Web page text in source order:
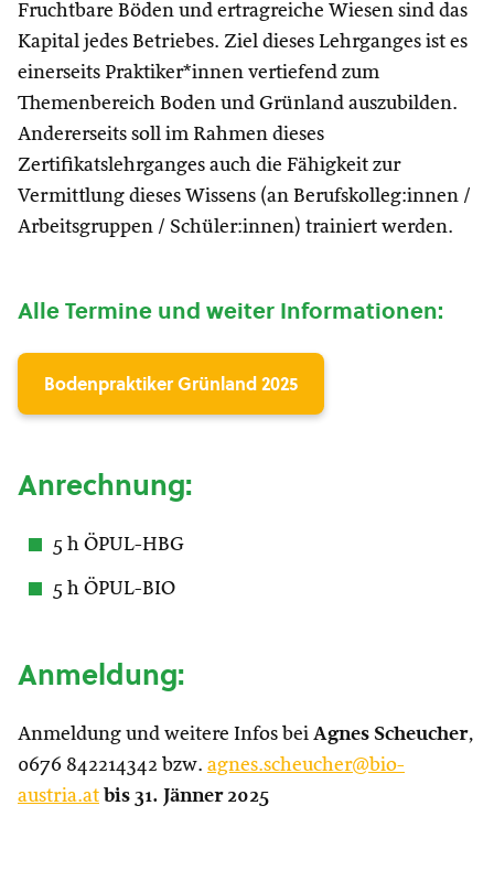
Fruchtbare Böden und ertragreiche Wiesen sind das
Kapital jedes Betriebes. Ziel dieses Lehrganges ist es
einerseits Praktiker*innen vertiefend zum
Themenbereich Boden und Grünland auszubilden.
Andererseits soll im Rahmen dieses
Zertifikatslehrganges auch die Fähigkeit zur
Vermittlung dieses Wissens (an Berufskolleg:innen /
Arbeitsgruppen / Schüler:innen) trainiert werden.
Alle Termine und weiter Informationen:
Bodenpraktiker Grünland 2025
Anrechnung:
5 h ÖPUL-HBG
5 h ÖPUL-BIO
Anmeldung:
Anmeldung und weitere Infos bei Agnes Scheucher,
0676 842214342 bzw. agnes.scheucher@bio-
austria.at bis 31. Jänner 2025